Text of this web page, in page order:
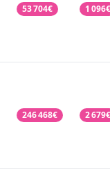
53 704€ 1 096€
246 468€ 2 679€